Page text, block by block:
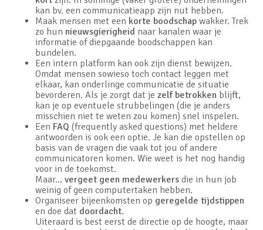
kan bv. een communicatieapp zijn nut hebben.
Maak mensen met een korte boodschap wakker. Trek
zo hun nieuwsgierigheid naar kanalen waar je
informatie of diepgaande boodschappen kan
bundelen.
Een intern platform kan ook zijn dienst bewijzen.
Omdat mensen sowieso toch contact leggen met
elkaar, kan onderlinge communicatie de situatie
bevorderen. Als je zorgt dat je zelf betrokken blijft,
kan je op eventuele strubbelingen (die je anders
misschien niet te weten zou komen) snel inspelen.
Een FAQ (frequently asked questions) met heldere
antwoorden is ook een optie. Je kan die opstellen op
basis van de vragen die vaak tot jou of andere
communicatoren komen. Wie weet is het nog handig
voor in de toekomst.
Maar… vergeet geen medewerkers die in hun job
weinig of geen computertaken hebben.
Organiseer bijeenkomsten op geregelde tijdstippen
en doe dat doordacht.
Uiteraard is best eerst de directie op de hoogte, maar